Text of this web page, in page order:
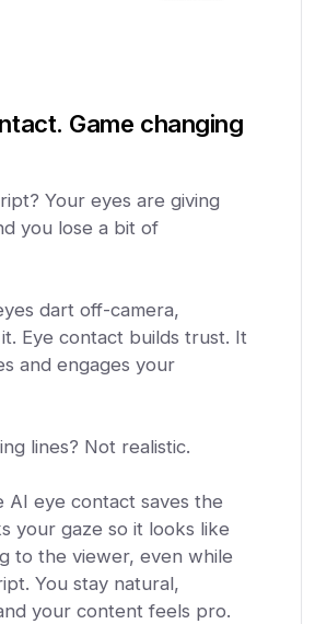
Game changing
Your eyes are giving
you lose a bit of
dart off-camera,
Eye contact builds trust. It
and engages your
lines? Not realistic.
AI eye contact saves the
your gaze so it looks like
to the viewer, even while
You stay natural,
your content feels pro.